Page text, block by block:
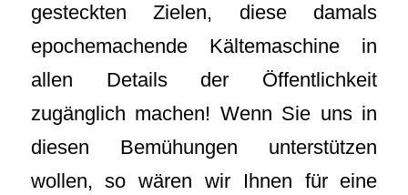
gesteckten Zielen, diese damals
epochemachende Kältemaschine in
allen Details der Öffentlichkeit
zugänglich machen! Wenn Sie uns in
diesen Bemühungen unterstützen
wollen, so wären wir Ihnen für eine